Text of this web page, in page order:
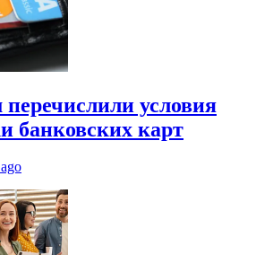
условия
банковских карт